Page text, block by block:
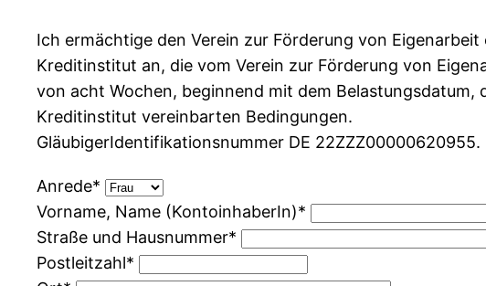
Ich ermächtige den Verein zur Förderung von
Kreditinstitut an, die vom Verein zur Förderung von
von acht Wochen, beginnend mit dem
Kreditinstitut vereinbarten Bedingungen.
GläubigerIdentifikationsnummer DE
Bitte
lasse
dieses
Feld
Anrede*
Vorname, Name (KontoinhaberIn)*
Straße und Hausnummer*
Postleitzahl*